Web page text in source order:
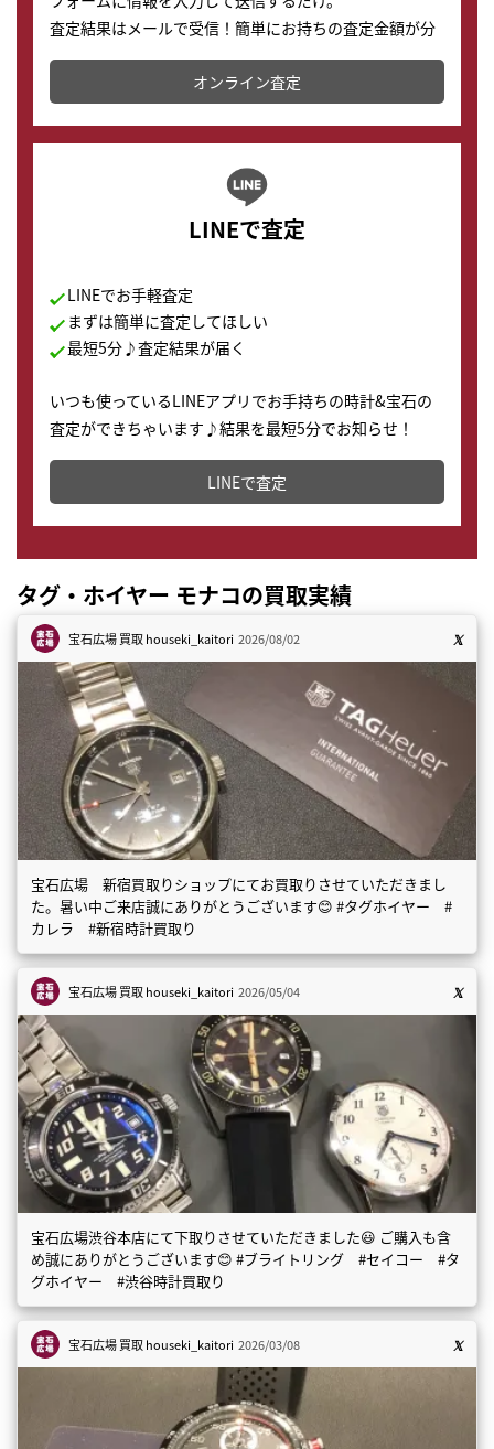
査定結果はメールで受信！簡単にお持ちの査定金額が分
かります。
オンライン査定
LINEで査定
LINEでお手軽査定
まずは簡単に査定してほしい
最短5分♪査定結果が届く
いつも使っているLINEアプリでお手持ちの時計&宝石の
査定ができちゃいます♪結果を最短5分でお知らせ！
どこからでもすぐに査定金額を知ることが出来ます。
LINEで査定
タグ・ホイヤー モナコの買取実績
宝石広場 買取houseki_kaitori 2026/08/02
宝石広場 新宿買取りショップにてお買取りさせていただきまし
た。暑い中ご来店誠にありがとうございます😊 #タグホイヤー #
カレラ #新宿時計買取り
宝石広場 買取houseki_kaitori 2026/05/04
宝石広場渋谷本店にて下取りさせていただきました😃 ご購入も含
め誠にありがとうございます😊 #ブライトリング #セイコー #タ
グホイヤー #渋谷時計買取り
宝石広場 買取houseki_kaitori 2026/03/08